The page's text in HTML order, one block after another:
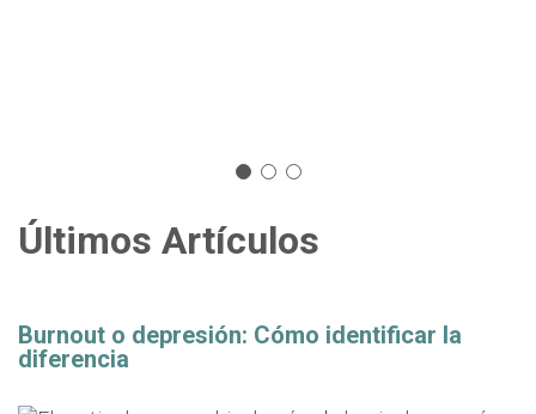
Últimos Artículos
Burnout o depresión: Cómo identificar la
diferencia